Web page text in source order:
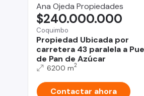
Ana Ojeda Propiedades
Coquimbo
Propiedad Ubicada por
carretera 43 paralela a
de Pan de Azúcar
$240.000.000
6200 m2
Contactar ahora